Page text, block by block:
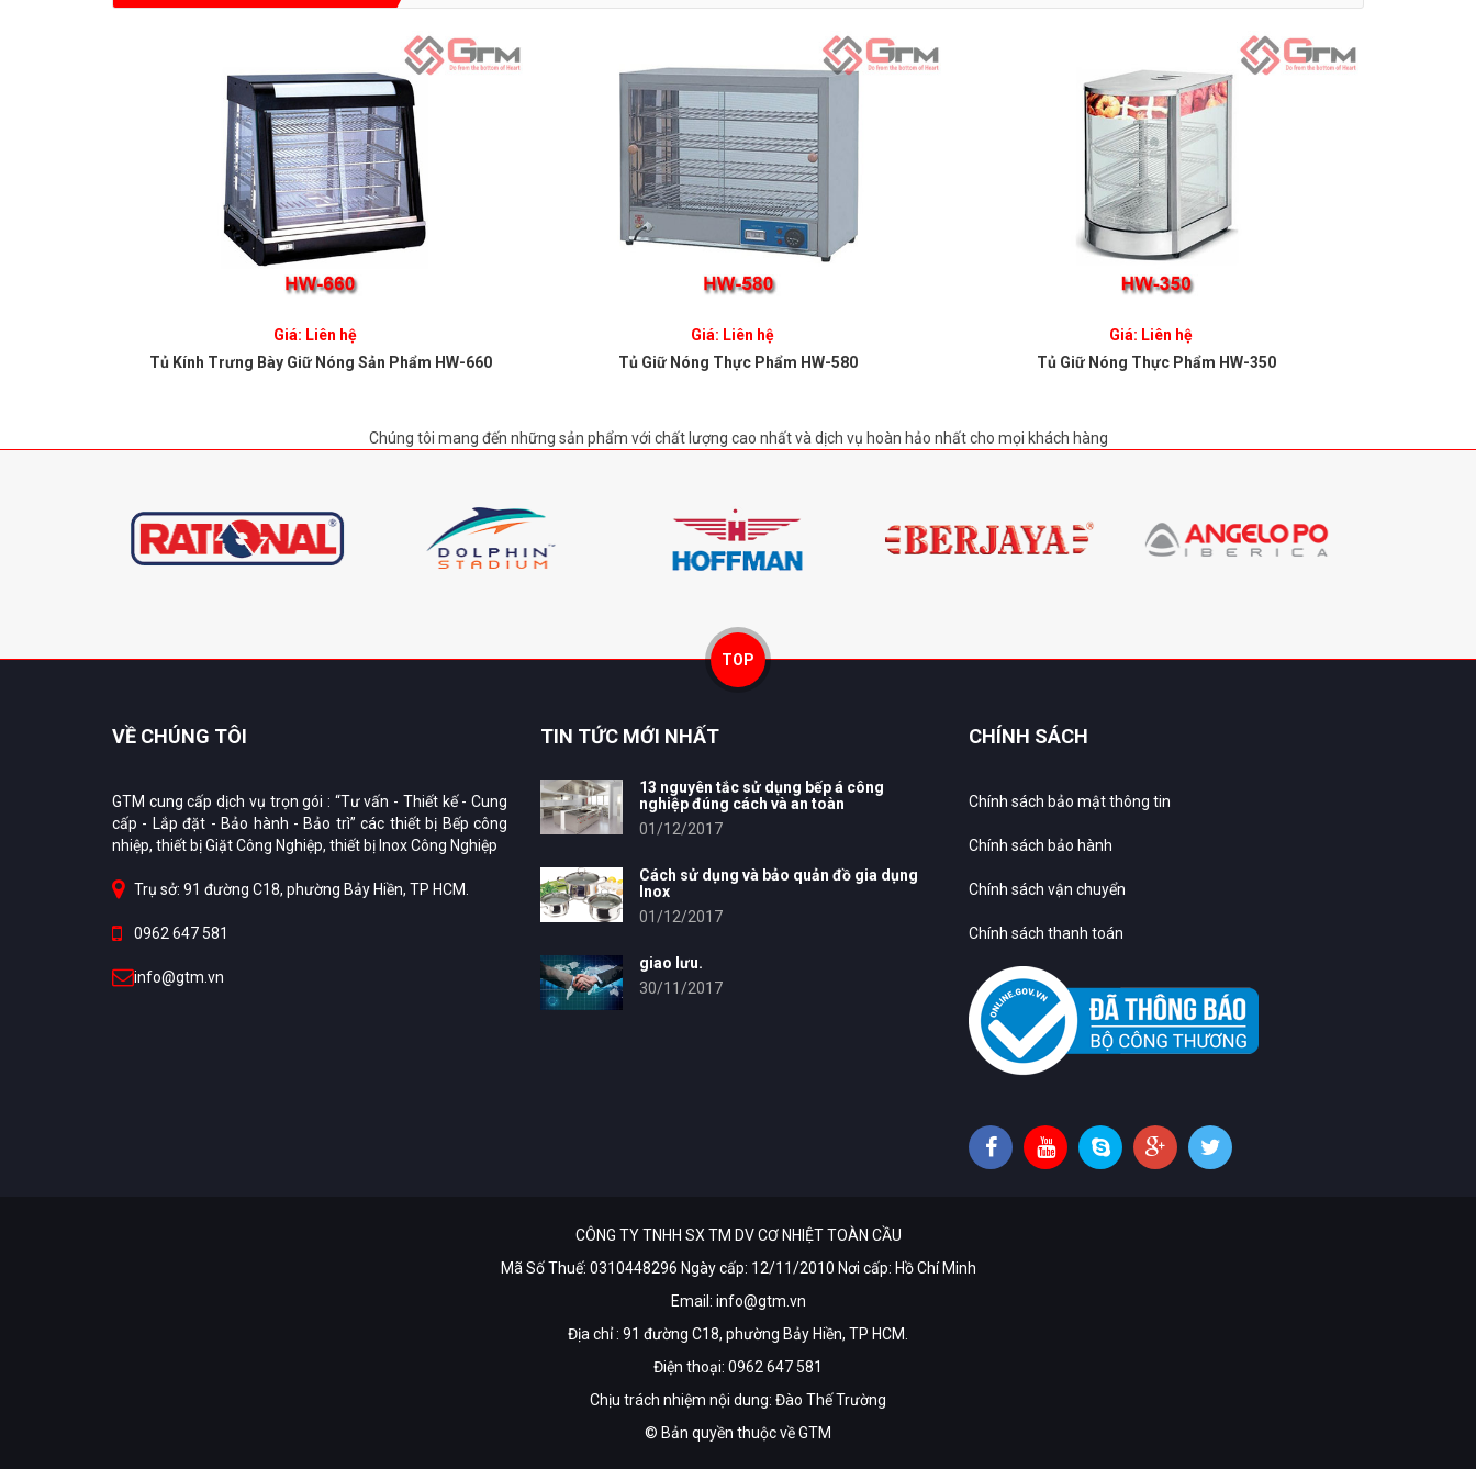
Giá: Liên hệ
Tủ Kính Trưng Bày Giữ Nóng Sản Phẩm HW-660
Giá: Liên hệ
Tủ Giữ Nóng Thực Phẩm HW-580
Giá: Liên hệ
Tủ Giữ Nóng Thực Phẩm HW-350
Chúng tôi mang đến những sản phẩm với chất lượng cao nhất và dịch vụ hoàn hảo nhất cho mọi khách hàng
TOP
VỀ CHÚNG TÔI
GTM cung cấp dịch vụ trọn gói : “Tư vấn - Thiết kế - Cung
cấp - Lắp đặt - Bảo hành - Bảo trì” các thiết bị Bếp công
nhiệp, thiết bị Giặt Công Nghiệp, thiết bị Inox Công Nghiệp
Trụ sở: 91 đường C18, phường Bảy Hiền, TP HCM.
0962 647 581
info@gtm.vn
TIN TỨC MỚI NHẤT
13 nguyên tắc sử dụng bếp á công
nghiệp đúng cách và an toàn
01/12/2017
Cách sử dụng và bảo quản đồ gia dụng
Inox
01/12/2017
giao lưu.
30/11/2017
CHÍNH SÁCH
Chính sách bảo mật thông tin
Chính sách bảo hành
Chính sách vận chuyển
Chính sách thanh toán
CÔNG TY TNHH SX TM DV CƠ NHIỆT TOÀN CẦU
Mã Số Thuế: 0310448296 Ngày cấp: 12/11/2010 Nơi cấp: Hồ Chí Minh
Email: info@gtm.vn
Địa chỉ : 91 đường C18, phường Bảy Hiền, TP HCM.
Điện thoại: 0962 647 581
Chịu trách nhiệm nội dung: Đào Thế Trường
© Bản quyền thuộc vềGTM